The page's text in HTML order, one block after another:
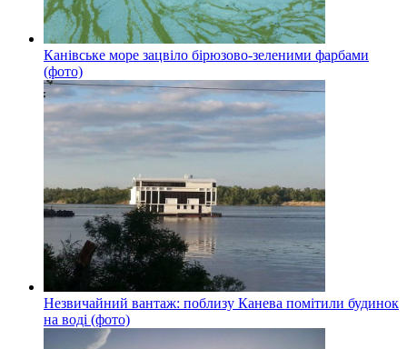
Канівське море зацвіло бірюзово-зеленими фарбами
(фото)
Незвичайний вантаж: поблизу Канева помітили будинок
на воді (фото)